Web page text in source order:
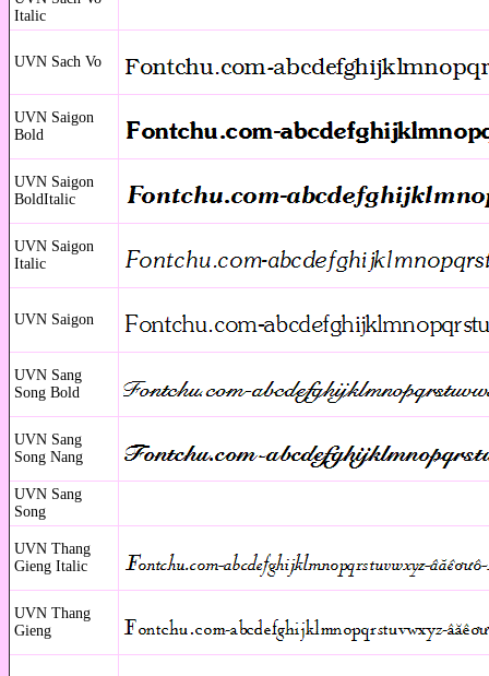
Italic
UVN Sach Vo
UVN Saigon
Bold
UVN Saigon
BoldItalic
UVN Saigon
Italic
UVN Saigon
UVN Sang
Song Bold
UVN Sang
Song Nang
UVN Sang
Song
UVN Thang
Gieng Italic
UVN Thang
Gieng